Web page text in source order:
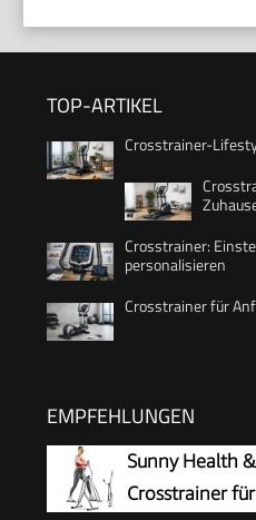
TOP-ARTIKEL
Crosstrainer-
Crosstrainer:
personalisieren
Crosstrainer für
EMPFEHLUNGEN
Sunny Health
Crosstrainer